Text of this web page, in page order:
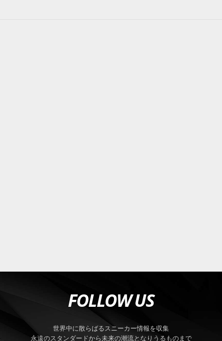
FOLLOW US
世界中に散らばるスニーカー情報を収集
永遠のスタンダードから未来の潮流となりうるものまで